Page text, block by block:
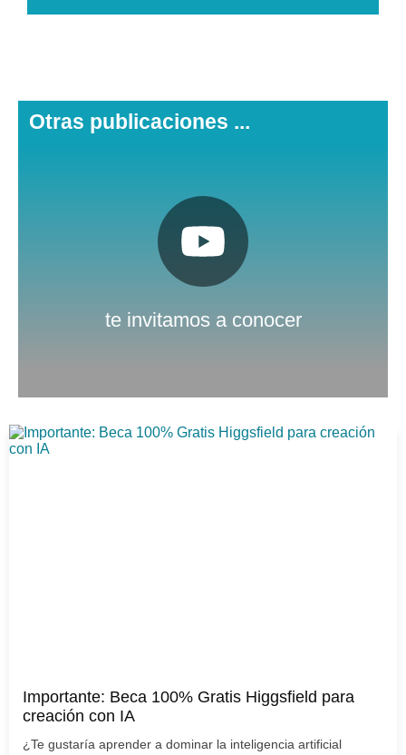
Otras publicaciones ...
te invitamos a conocer
Pulsa aquí
Importante: Beca 100% Gratis Higgsfield para
creación con IA
¿Te gustaría aprender a dominar la inteligencia artificial